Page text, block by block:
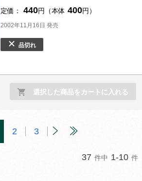
定価： 440円（本体 400円）
2002年11月16日 発売
品切れ
選択した商品をカートに入れる
2 3
37 件中 1-10 件